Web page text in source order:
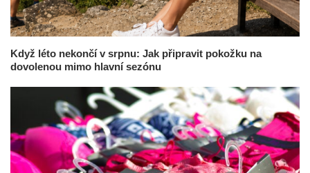
Když léto nekončí v srpnu: Jak připravit pokožku na
dovolenou mimo hlavní sezónu